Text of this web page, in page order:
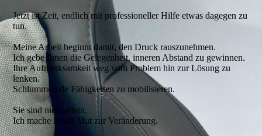
Jetzt ist Zeit, endlich mit professioneller Hilfe etwas dagegen zu
tun.
Meine Arbeit beginnt damit, den Druck rauszunehmen.
Ich gebe Ihnen die Gelegenheit, inneren Abstand zu gewinnen.
Ihre Aufmerksamkeit weg vom Problem hin zur Lösung zu
lenken.
Schlummernde Fähigkeiten zu mobilisieren.
Sie sind nicht allein.
Ich mache Ihnen Mut zur Veränderung.